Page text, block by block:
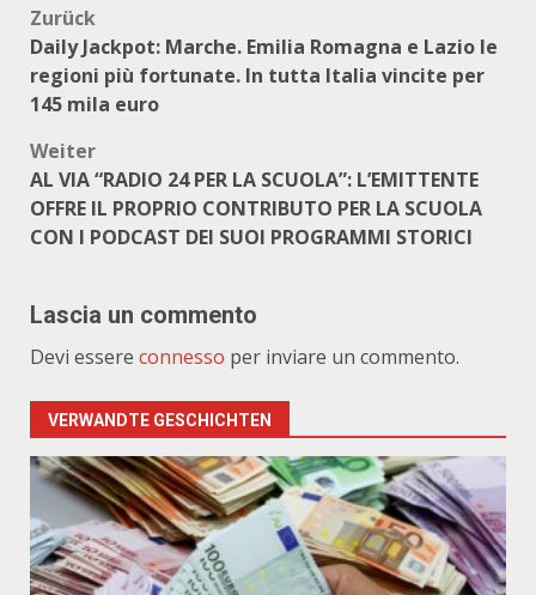
Beitragsnavigation
Zurück
Daily Jackpot: Marche. Emilia Romagna e Lazio le
regioni più fortunate. In tutta Italia vincite per
145 mila euro
Weiter
AL VIA “RADIO 24 PER LA SCUOLA”: L’EMITTENTE
OFFRE IL PROPRIO CONTRIBUTO PER LA SCUOLA
CON I PODCAST DEI SUOI PROGRAMMI STORICI
Lascia un commento
Devi essere connesso per inviare un commento.
VERWANDTE GESCHICHTEN